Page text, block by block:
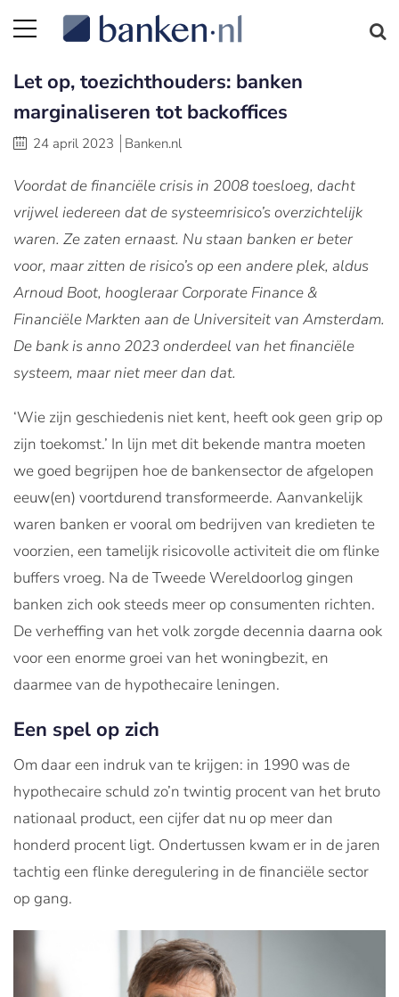
Let op, toezichthouders: banken
marginaliseren tot backoffices
24 april 2023 Banken.nl
Voordat de financiële crisis in 2008 toesloeg, dacht
vrijwel iedereen dat de systeemrisico’s overzichtelijk
waren. Ze zaten ernaast. Nu staan banken er beter
voor, maar zitten de risico’s op een andere plek, aldus
Arnoud Boot, hoogleraar Corporate Finance &
Financiële Markten aan de Universiteit van Amsterdam.
De bank is anno 2023 onderdeel van het financiële
systeem, maar niet meer dan dat.
‘Wie zijn geschiedenis niet kent, heeft ook geen grip op
zijn toekomst.’ In lijn met dit bekende mantra moeten
we goed begrijpen hoe de bankensector de afgelopen
eeuw(en) voortdurend transformeerde. Aanvankelijk
waren banken er vooral om bedrijven van kredieten te
voorzien, een tamelijk risicovolle activiteit die om flinke
buffers vroeg. Na de Tweede Wereldoorlog gingen
banken zich ook steeds meer op consumenten richten.
De verheffing van het volk zorgde decennia daarna ook
voor een enorme groei van het woningbezit, en
daarmee van de hypothecaire leningen.
Een spel op zich
Om daar een indruk van te krijgen: in 1990 was de
hypothecaire schuld zo’n twintig procent van het bruto
nationaal product, een cijfer dat nu op meer dan
honderd procent ligt. Ondertussen kwam er in de jaren
tachtig een flinke deregulering in de financiële sector
op gang.